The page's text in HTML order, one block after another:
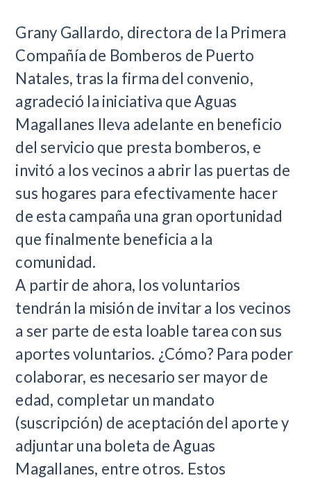
Grany Gallardo, directora de la Primera
Compañía de Bomberos de Puerto
Natales, tras la firma del convenio,
agradeció la iniciativa que Aguas
Magallanes lleva adelante en beneficio
del servicio que presta bomberos, e
invitó a los vecinos a abrir las puertas de
sus hogares para efectivamente hacer
de esta campaña una gran oportunidad
que finalmente beneficia a la
comunidad.
A partir de ahora, los voluntarios
tendrán la misión de invitar a los vecinos
a ser parte de esta loable tarea con sus
aportes voluntarios. ¿Cómo? Para poder
colaborar, es necesario ser mayor de
edad, completar un mandato
(suscripción) de aceptación del aporte y
adjuntar una boleta de Aguas
Magallanes, entre otros. Estos